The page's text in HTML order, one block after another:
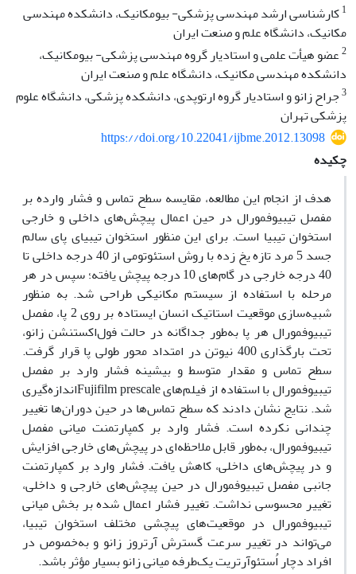
1کارشناسی ارشد مهندسی پزشکی- بیومکانیک، دانشکده مهندسی
مکانیک، دانشگاه علم و صنعت ایران
2عضو هیأت علمی و استادیار گروه مهندسی پزشکی- بیومکانیک،
دانشکده مهندسی مکانیک، دانشگاه علم و صنعت ایران
3جراح زانو و استادیار گروه ارتوپدی، دانشکده پزشکی، دانشگاه علوم
پزشکی تهران
https://doi.org/10.22041/ijbme.2012.13098
چکیده
هدف از انجام این مطالعه، مقایسه سطح تماس و فشار وارده بر
مفصل تیبیوفمورال در حین اعمال پیچش‌های داخلی و خارجی
استخوان تیبیا است. برای این منظور استخوان تیبیای پای سالم
جسد 5 مرد تازه یخ زده با روش استئوتومی از 40 درجه داخلی تا
40 درجه خارجی در گام‌های 10 درجه پیچش یافته؛ سپس در هر
مرحله با استفاده از سیستم مکانیکی طراحی شد. به منظور
شبیه‌سازی موقعیت استاتیک انسان ایستاده بر روی 2 پا، مفصل
تیبیوفمورال هر پا به‌طور جداگانه در حالت فول‌اکستنشن زانو،
تحت بارگذاری 400 نیوتن در امتداد محور طولی پا قرار گرفت.
سطح تماس و مقدار متوسط و بیشینه فشار وارد بر مفصل
تیبیوفمورال با استفاده از فیلم‌هایFujifilm prescaleاندازه‌گیری
شد. نتایج نشان دادند که سطح تماس‌ها در حین دوران‌ها تغییر
چندانی نکرده است. فشار وارد بر کمپارتمنت میانی مفصل
تیبیوفمورال، به‌طور قابل ملاحظه‌ای در پیچش‌های خارجی افزایش
و درپیچش‌های داخلی، کاهش یافت. فشار وارد بر کمپارتمنت
جانبی مفصل تیبیوفمورال در حینپیچش‌های خارجی و داخلی،
تغییر محسوسی نداشت. تغییر فشار اعمال شده بر بخش میانی
تیبیوفمورال در موقعیت‌های پیچشی مختلف استخوان تیبیا،
می‌تواند در تغییر سرعت گسترش آرتروز زانو و به‌خصوص در
افراد دچار اُستئوآرتریت یک‌طرفه میانی زانو بسیار مؤثر باشد.